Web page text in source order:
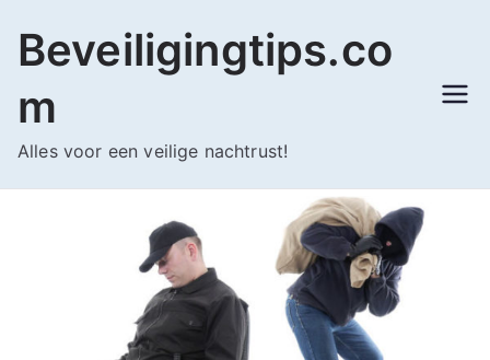
naar
inhoud
Beveiligingtips.co
m
Alles voor een veilige nachtrust!